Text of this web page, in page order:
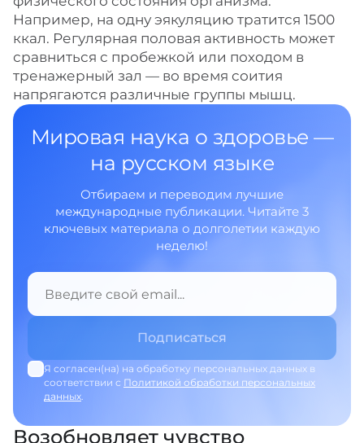
Например, на одну эякуляцию тратится 1500
ккал. Регулярная половая активность может
сравниться с пробежкой или походом в
тренажерный зал — во время соития
напрягаются различные группы мышц.
Мировая наука о здоровье —
на русском языке
Отбираем и переводим лучшие
международные публикации. Читайте 3
ключевых материала о долголетии каждую
неделю!
Я согласен(на) на обработку персональных данных в
соответствии с Политикой обработки персональных
данных.
Возобновляет чувство